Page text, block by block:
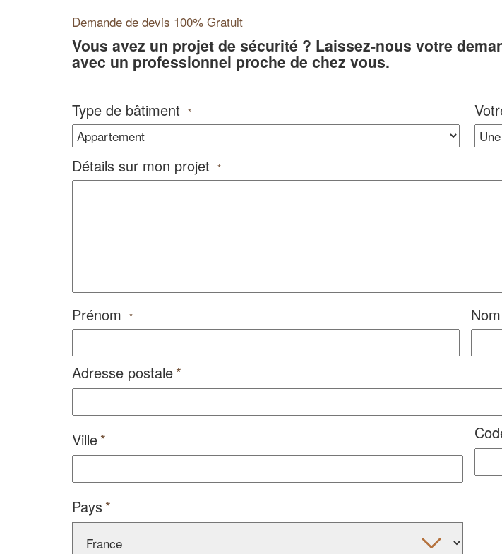
Demande de devis 100% Gratuit
Vous avez un projet de sécurité ? Laissez-nous votre
avec un professionnel proche de chez vous.
Type de bâtiment *
Détails sur mon projet *
Prénom * Nom
Adresse postale
Ville
Pays